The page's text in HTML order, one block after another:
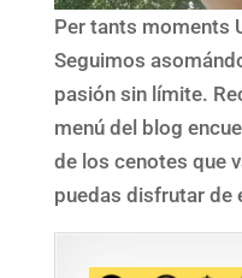
Per tants moments
Seguimos
pasión sin límite.
menú del blog
de los cenotes que
puedas disfrutar de